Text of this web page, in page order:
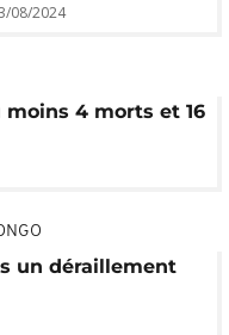
08/2024
4 morts et 16
un déraillement